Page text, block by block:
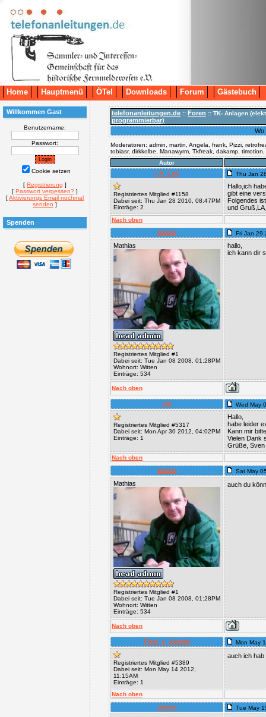
Home Hauptmenü ÖTel Downloads Forum Gästebuch
Willkommen Gast
Benutzername:
Passwort:
Cookie setzen
[ Registrierung ]
[ Passwort vergessen? ]
[Aktivierungs Email nochmal
senden ]
Spenden
telefonanleitungen.de :: Foren :: TK- Anlagen
programmierbar)
Wo
Moderatoren: admin, martin, Angela, frank, Pizzi,
tobiasr, dirkkolbe, Manawyrm, Tkfreak, dakamp,
Autor
LA_Leif Thu Jan
Registriertes Mitglied #1158
Dabei seit: Thu Jan 28 2010, 08:47PM
Einträge: 2
Hallo,ich
gibt eine
Folgendes
und
Nach oben
admin Fri Jan 29
Mathias
Registriertes Mitglied #1
Dabei seit: Tue Jan 08 2008, 01:28PM
Wohnort: Witten
Einträge: 534
hallo,
ich kann dir
Nach oben
zip Wed May
Registriertes Mitglied #5317
Dabei seit: Mon Apr 30 2012, 04:02PM
Einträge: 1
Hallo,
habe leider
Kann mir
Vielen Dank
Grüße, Sven
Nach oben
admin Sat May
Mathias
Registriertes Mitglied #1
Dabei seit: Tue Jan 08 2008, 01:28PM
Wohnort: Witten
Einträge: 534
auch du
Nach oben
Fred_v_Jupiter Mon May
Registriertes Mitglied #5389
Dabei seit: Mon May 14 2012,
11:15AM
Einträge: 1
auch ich hab
Nach oben
admin Tue May